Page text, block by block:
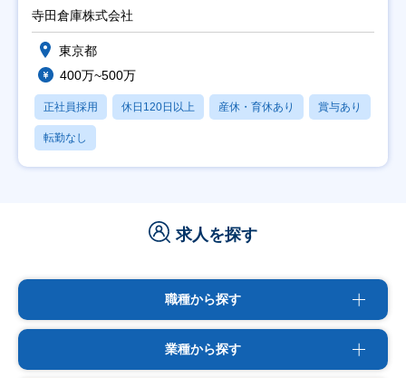
寺田倉庫株式会社
東京都
400万~500万
正社員採用 休日120日以上 産休・育休あり 賞与あり
転勤なし
求人を探す
職種から探す
業種から探す